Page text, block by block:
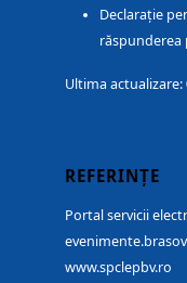
Declarație
Ultima actualizare:
REFERINȚE
Portal servicii
www.spclepbv.ro